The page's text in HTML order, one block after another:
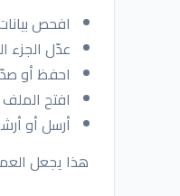
افحص
عدّل الجزء
احفظ أو
افتح
أرسل أو
هذا يجعل